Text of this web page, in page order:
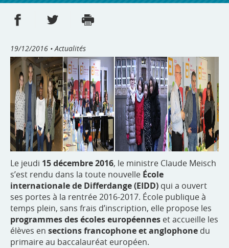
Partager sur Facebook
Partager sur Twitter
19/12/2016 • Actualités
Le jeudi 15 décembre 2016, le ministre Claude Meisch
s’est rendu dans la toute nouvelle École
internationale de Differdange (EIDD) qui a ouvert
ses portes à la rentrée 2016-2017. École publique à
temps plein, sans frais d’inscription, elle propose les
programmes des écoles européennes et accueille les
élèves en sections francophone et anglophone du
primaire au baccalauréat européen.